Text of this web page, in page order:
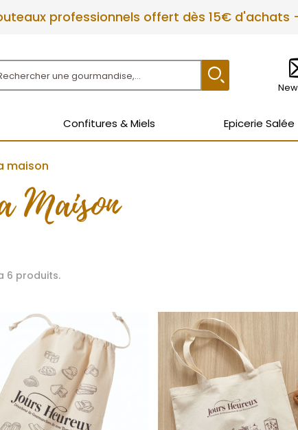
professionnels offert dès 15€ d'achats
Confitures & Miels Epicerie Salée
maison
Maison
6 produits.
AJOUTER AU PANIER AJOUTER AU